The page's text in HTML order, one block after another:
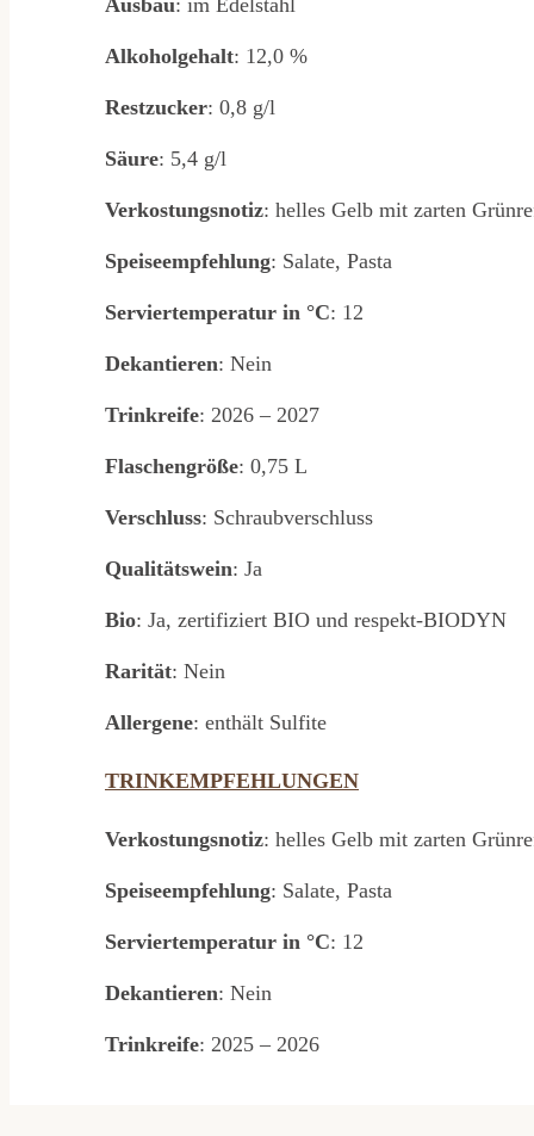
Alkoholgehalt: 12,0 %
Restzucker: 0,8 g/l
Säure: 5,4 g/l
Verkostungsnotiz: helles Gelb mit zarten
Speiseempfehlung: Salate, Pasta
Serviertemperatur in °C: 12
Dekantieren: Nein
Trinkreife: 2026 – 2027
Flaschengröße: 0,75 L
Verschluss: Schraubverschluss
Qualitätswein: Ja
Bio: Ja, zertifiziert BIO und respekt-BIODYN
Rarität: Nein
Allergene: enthält Sulfite
TRINKEMPFEHLUNGEN
Verkostungsnotiz: helles Gelb mit zarten
Speiseempfehlung: Salate, Pasta
Serviertemperatur in °C: 12
Dekantieren: Nein
Trinkreife: 2025 – 2026